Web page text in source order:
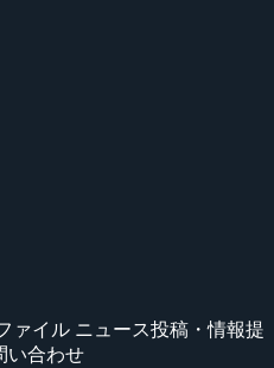
ァイル ニュース投稿・情報提
い合わせ